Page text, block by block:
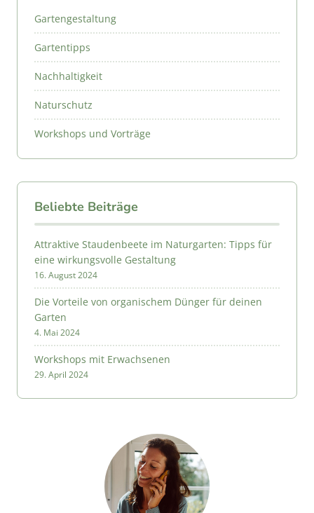
Gartengestaltung
Gartentipps
Nachhaltigkeit
Naturschutz
Workshops und Vorträge
Beliebte Beiträge
Attraktive Staudenbeete im Naturgarten: Tipps für
eine wirkungsvolle Gestaltung
16. August 2024
Die Vorteile von organischem Dünger für deinen
Garten
4. Mai 2024
Workshops mit Erwachsenen
29. April 2024